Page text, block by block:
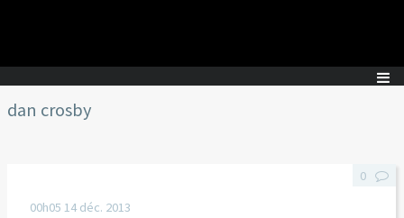
dan crosby
00h05 14 déc. 2013
0